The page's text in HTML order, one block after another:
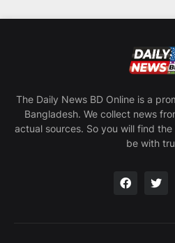
The Daily News BD Online is a
Bangladesh. We collect news
actual sources. So you will find
be with